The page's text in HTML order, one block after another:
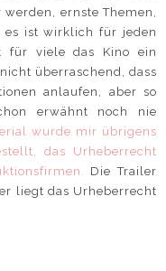
ernste Themen,
es ist wirklich für jeden
für viele das Kino ein
überraschend, dass
anlaufen, aber so
erwähnt noch nie
wurde mir übrigens
das Urheberrecht
Die Trailer
liegt das Urheberrecht